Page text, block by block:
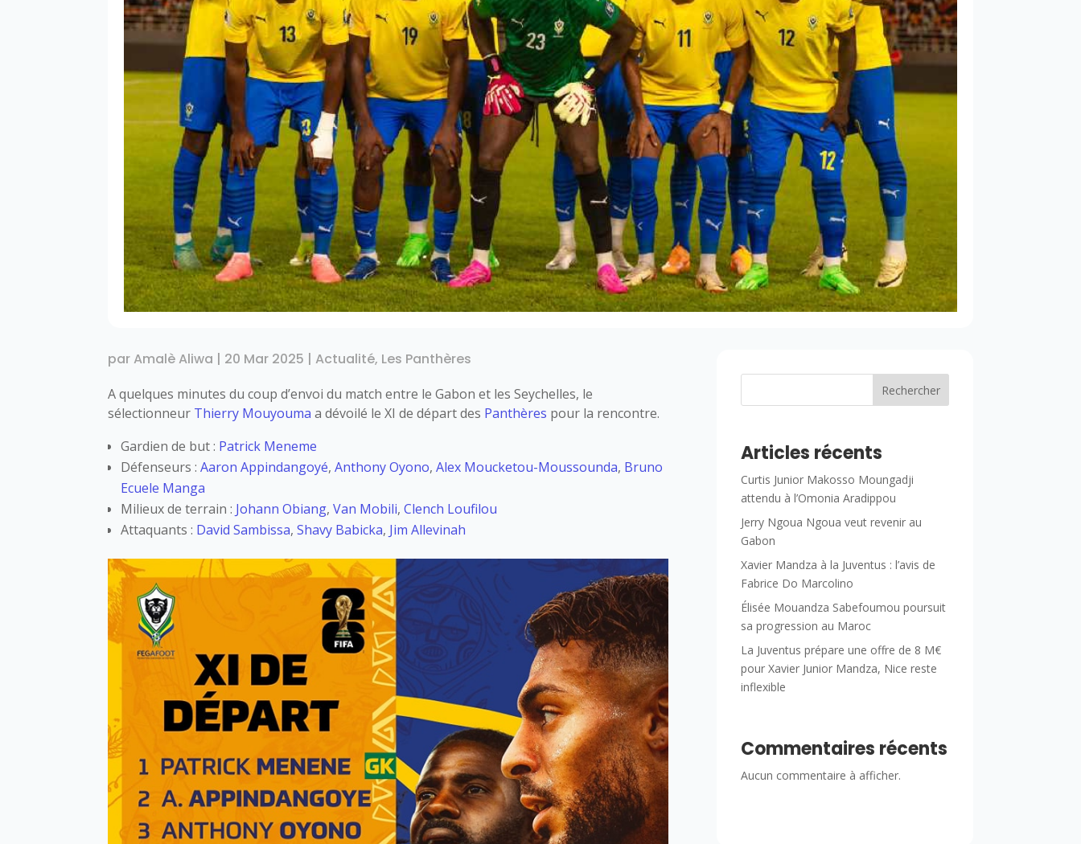
parAmalè Aliwa | 20 Mar 2025 |Actualité, Les Panthères
A quelques minutes du coup d’envoi du match entre le Gabon et les Seychelles, le
sélectionneur Thierry Mouyouma a dévoilé le XI de départ des Panthères pour la rencontre.
Gardien de but : Patrick Meneme
Défenseurs :Aaron Appindangoyé,Anthony Oyono,Alex Moucketou-Moussounda, Bruno
Ecuele Manga
Milieux de terrain : Johann Obiang,Van Mobili,Clench Loufilou
Attaquants : David Sambissa,Shavy Babicka, Jim Allevinah
Rechercher
Articles récents
Curtis Junior Makosso Moungadji
attendu à l’Omonia Aradippou
Jerry Ngoua Ngoua veut revenir au
Gabon
Xavier Mandza à la Juventus : l’avis de
Fabrice Do Marcolino
Élisée Mouandza Sabefoumou poursuit
sa progression au Maroc
La Juventus prépare une offre de 8 M€
pour Xavier Junior Mandza, Nice reste
inflexible
Commentaires récents
Aucun commentaire à afficher.